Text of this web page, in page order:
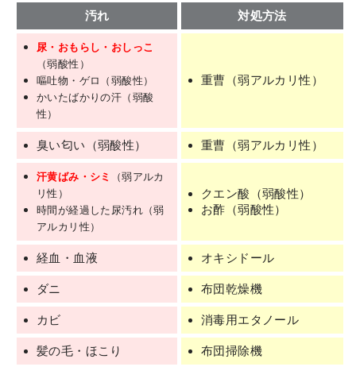
汚れ 対処方法
尿・おもらし・おしっこ
（弱酸性）
嘔吐物・ゲロ（弱酸性）
かいたばかりの汗（弱酸
性）
重曹（弱アルカリ性）
臭い匂い（弱酸性） 重曹（弱アルカリ性）
汗黄ばみ・シミ
（弱アルカ
リ性）
時間が経過した尿汚れ（弱
アルカリ性）
クエン酸（弱酸性）
お酢（弱酸性）
経血・血液 オキシドール
ダニ 布団乾燥機
カビ 消毒用エタノール
髪の毛・ほこり 布団掃除機